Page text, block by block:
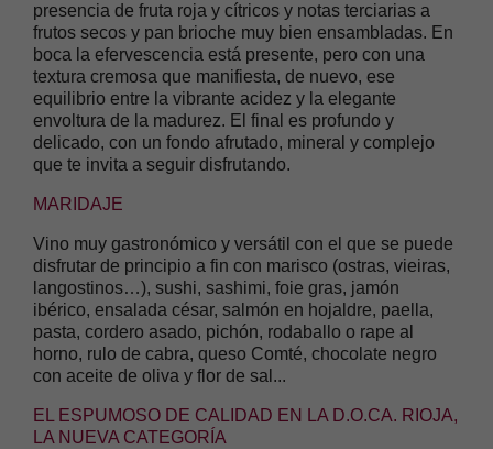
presencia de fruta roja y cítricos y notas terciarias a
frutos secos y pan brioche muy bien ensambladas. En
boca la efervescencia está presente, pero con una
textura cremosa que manifiesta, de nuevo, ese
equilibrio entre la vibrante acidez y la elegante
envoltura de la madurez. El final es profundo y
delicado, con un fondo afrutado, mineral y complejo
que te invita a seguir disfrutando.
MARIDAJE
Vino muy gastronómico y versátil con el que se puede
disfrutar de principio a fin con marisco (ostras, vieiras,
langostinos…), sushi, sashimi, foie gras, jamón
ibérico, ensalada césar, salmón en hojaldre, paella,
pasta, cordero asado, pichón, rodaballo o rape al
horno, rulo de cabra, queso Comté, chocolate negro
con aceite de oliva y flor de sal...
EL ESPUMOSO DE CALIDAD EN LA D.O.CA. RIOJA,
LA NUEVA CATEGORÍA